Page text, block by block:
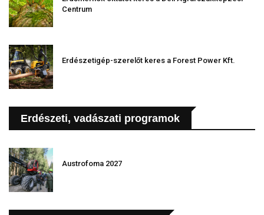
Centrum
Erdészetigép-szerelőt keres a Forest Power Kft.
Erdészeti, vadászati programok
Austrofoma 2027